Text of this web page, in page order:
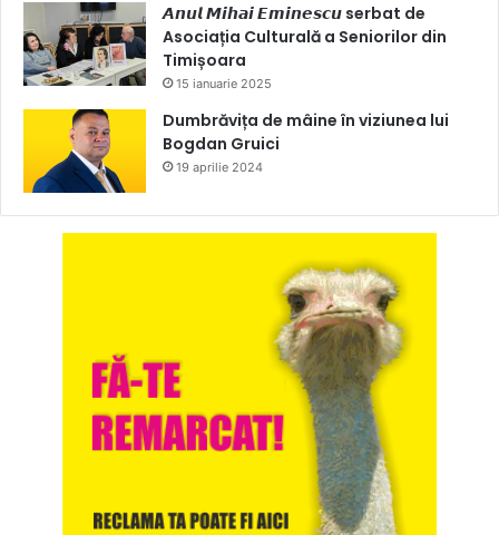
𝘼𝙣𝙪𝙡 𝙈𝙞𝙝𝙖𝙞 𝙀𝙢𝙞𝙣𝙚𝙨𝙘𝙪 serbat de
Asociația Culturală a Seniorilor din
Timișoara
15 ianuarie 2025
Dumbrăvița de mâine în viziunea lui
Bogdan Gruici
19 aprilie 2024